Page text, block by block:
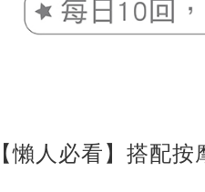
【懶人必看】搭配